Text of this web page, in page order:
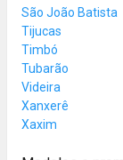
São João Batista
Tijucas
Timbó
Tubarão
Videira
Xanxerê
Xaxim